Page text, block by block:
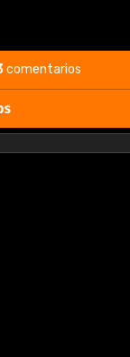
comentarios